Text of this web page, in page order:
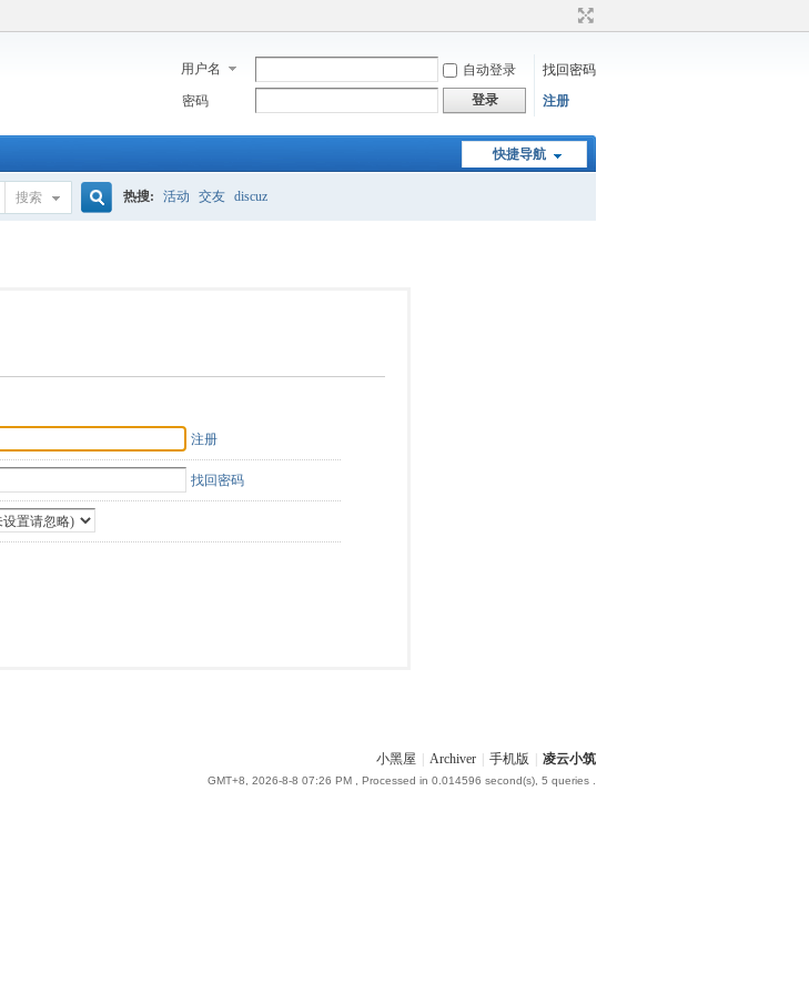
用户名 自动登录
找回密码
密码
登录 注册
快捷导航
搜索 热搜: 活动 交友 discuz
注册
找回密码
小黑屋 Archiver 手机版 凌云小筑
GMT+8, 2026-8-8 07:26 PM , Processed in 0.014596 second(s), 5 queries .